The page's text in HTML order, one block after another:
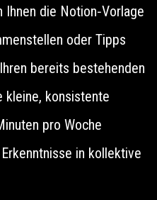
Ihnen die Notion‑Vorlage
oder Tipps
bereits bestehenden
kleine, konsistente
pro Woche
in kollektive